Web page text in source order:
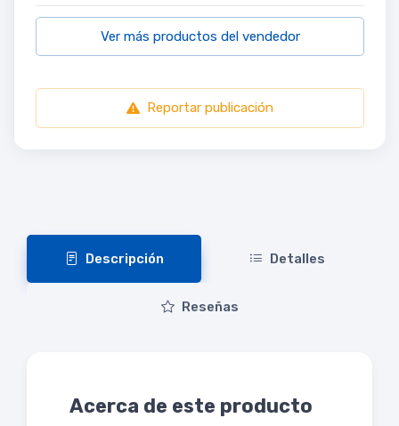
Ver más productos del vendedor
Reportar publicación
Descripción Detalles
Reseñas
Acerca de este producto